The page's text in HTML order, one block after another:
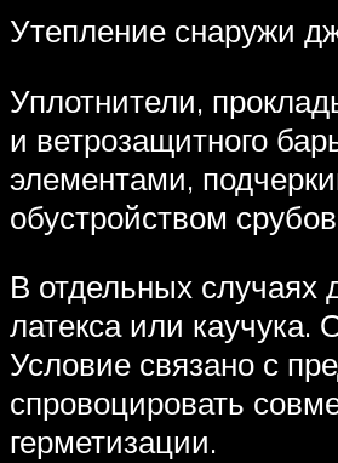
Утепление снаружи
Уплотнители,
и ветрозащитного
элементами,
обустройством
В отдельных случаях
латекса или каучука.
Условие связано с
спровоцировать
герметизации.